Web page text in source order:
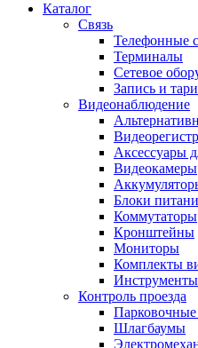
Каталог
Связь
Телефонные
Терминалы
Сетевое
Запись и
Видеонаблюдение
Аксессуары
Видеокамеры
Блоки
Коммутаторы
Кронштейны
Мониторы
Комплекты
Контроль проезда
Шлагбаумы